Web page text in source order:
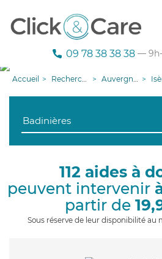
09 78 38 38 38 — 9h-
Accueil Recherche aide à domicile Auvergne-Rhône-Alpes
112 aides à
peuvent intervenir
partir de
Sous réserve de leur disponibilité